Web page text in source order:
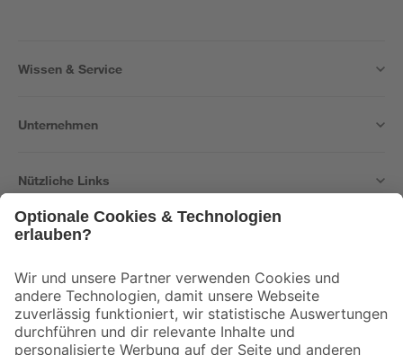
Wissen & Service
Unternehmen
Nützliche Links
Der toom Newsletter: Keine Angebote und Aktionen mehr verpassen!
Zur Newsletter Anmeldung